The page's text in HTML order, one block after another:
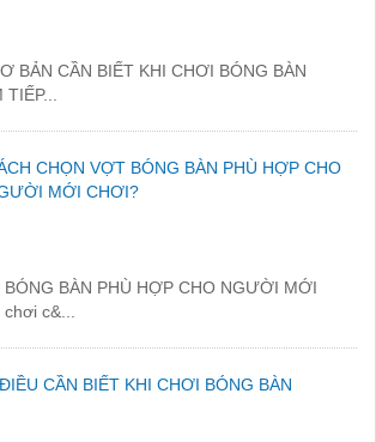
BẢN CẦN BIẾT KHI CHƠI BÓNG BÀN
TIẾP...
CHỌN VỢT BÓNG BÀN PHÙ HỢP CHO
MỚI CHƠI?
BÀN PHÙ HỢP CHO NGƯỜI MỚI
c&...
CẦN BIẾT KHI CHƠI BÓNG BÀN